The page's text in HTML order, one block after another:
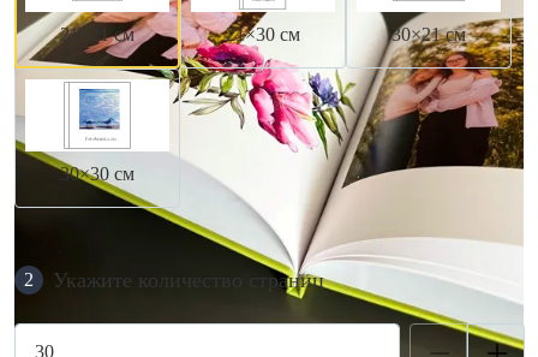
21×21 см 21×30 см 30×21 см
30×30 см
2 Укажите количество страниц